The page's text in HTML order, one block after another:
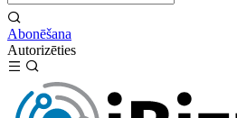
Abonēšana
Autorizēties